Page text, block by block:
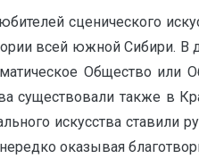
сценического
всей южной Сибири.
Общество или
существовали также в
искусства
оказывая